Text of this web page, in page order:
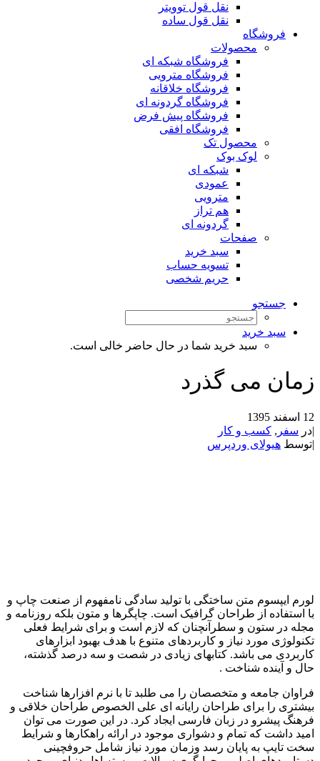
نقل قول توویتر
نقل قول ساده
فروشگاه
محصولات
فروشگاه شبکه ای
فروشگاه مترویی
فروشگاه خلاقانه
فروشگاه گردونه ای
فروشگاه پیش فرض
فروشگاه افقی
محصول تک
لوک بوک
شبکه ای
عمودی
مترویی
هم تراز
گردونه ای
صفحات
سبد خرید
تسویه حساب
حریم شخصی
جستجو
سبد خرید
سبد خرید شما در حال حاضر خالی است.
زمان می گذرد
12 اسفند 1395
|در سفر , کسب و کار
|توسط هیولای وردپرس
لورم ایپسوم متن ساختگی با تولید سادگی نامفهوم از صنعت چاپ و
با استفاده از طراحان گرافیک است. چاپگرها و متون بلکه روزنامه و
مجله در ستون و سطرآنچنان که لازم است و برای شرایط فعلی
تکنولوژی مورد نیاز و کاربردهای متنوع با هدف بهبود ابزارهای
کاربردی می باشد. کتابهای زیادی در شصت و سه درصد گذشته،
حال و آینده شناخت .
فراوان جامعه و متخصصان را می طلبد تا با نرم افزارها شناخت
بیشتری را برای طراحان رایانه ای علی الخصوص طراحان خلاقی و
فرهنگ پیشرو در زبان فارسی ایجاد کرد. در این صورت می توان
امید داشت که تمام و دشواری موجود در ارائه راهکارها و شرایط
سخت تایپ به پایان رسد وزمان مورد نیاز شامل حروفچینی